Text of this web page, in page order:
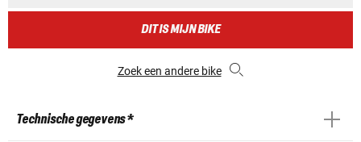
DIT IS MIJN BIKE
Zoek een andere bike
Technische gegevens *